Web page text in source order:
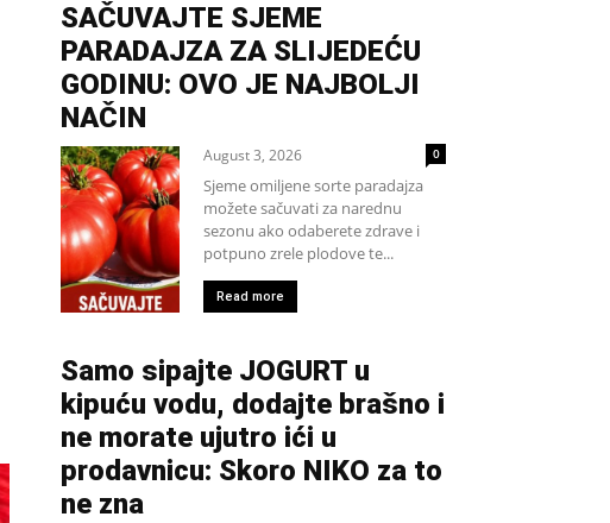
SAČUVAJTE SJEME
PARADAJZA ZA SLIJEDEĆU
GODINU: OVO JE NAJBOLJI
NAČIN
August 3, 2026 0
Sjeme omiljene sorte paradajza
možete sačuvati za narednu
sezonu ako odaberete zdrave i
potpuno zrele plodove te...
Read more
Samo sipajte JOGURT u
kipuću vodu, dodajte brašno i
ne morate ujutro ići u
prodavnicu: Skoro NIKO za to
ne zna